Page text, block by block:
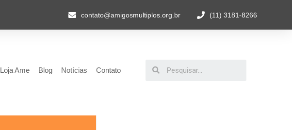
contato@amigosmultiplos.org.br (11) 3181-8266
Loja Ame Blog Notícias Contato